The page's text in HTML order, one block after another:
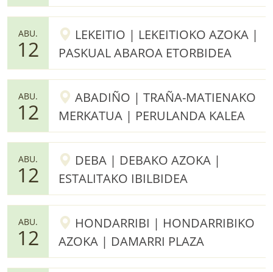
ABU.
12
LEKEITIO | LEKEITIOKO AZOKA |
PASKUAL ABAROA ETORBIDEA
ABU.
12
ABADIÑO | TRAÑA-MATIENAKO
MERKATUA | PERULANDA KALEA
ABU.
12
DEBA | DEBAKO AZOKA |
ESTALITAKO IBILBIDEA
ABU.
12
HONDARRIBI | HONDARRIBIKO
AZOKA | DAMARRI PLAZA